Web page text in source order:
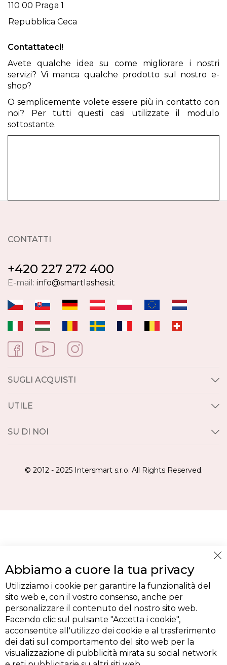
110 00 Praga 1
Repubblica Ceca
Contattateci!
Avete qualche idea su come migliorare i nostri
servizi? Vi manca qualche prodotto sul nostro e-
shop?
O semplicemente volete essere più in contatto con
noi? Per tutti questi casi utilizzate il modulo
sottostante.
CONTATTI
+420 227 272 400
E-mail: info@smartlashes.it
SUGLI ACQUISTI
UTILE
SU DI NOI
© 2012 - 2025 Intersmart s.r.o. All Rights Reserved.
Abbiamo a cuore la tua privacy
Utilizziamo i cookie per garantire la funzionalità del
sito web e, con il vostro consenso, anche per
personalizzare il contenuto del nostro sito web.
Facendo clic sul pulsante "Accetta i cookie",
acconsentite all'utilizzo dei cookie e al trasferimento
dei dati sul comportamento del sito web per la
visualizzazione di pubblicità mirata su social network